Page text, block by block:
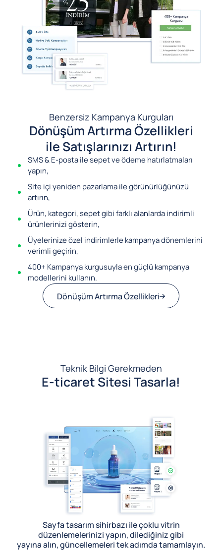
Benzersiz Kampanya Kurguları
Dönüşüm Artırma Özellikleri
ile Satışlarınızı Artırın!
SMS & E-posta ile sepet ve ödeme hatırlatmaları
yapın,
Site içi yeniden pazarlama ile görünürlüğünüzü
artırın,
Ürün, kategori, sepet gibi farklı alanlarda indirimli
ürünlerinizi gösterin,
Üyelerinize özel indirimlerle kampanya dönemlerini
verimli geçirin,
400+ Kampanya kurgusuyla en güçlü kampanya
modellerini kullanın.
Dönüşüm Artırma Özellikleri
Teknik Bilgi Gerekmeden
E-ticaret Sitesi Tasarla!
Sayfa tasarım sihirbazı ile çoklu vitrin
düzenlemelerinizi yapın, dilediğiniz gibi
yayına alın, güncellemeleri tek adımda tamamlayın.